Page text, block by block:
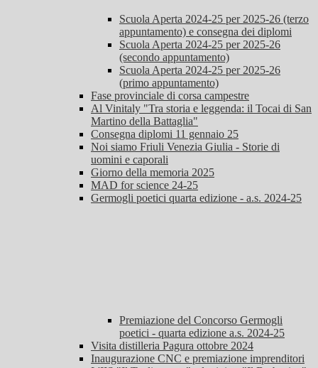
Scuola Aperta 2024-25 per 2025-26 (terzo
appuntamento) e consegna dei diplomi
Scuola Aperta 2024-25 per 2025-26
(secondo appuntamento)
Scuola Aperta 2024-25 per 2025-26
(primo appuntamento)
Fase provinciale di corsa campestre
Al Vinitaly "Tra storia e leggenda: il Tocai di San
Martino della Battaglia"
Consegna diplomi 11 gennaio 25
Noi siamo Friuli Venezia Giulia - Storie di
uomini e caporali
Giorno della memoria 2025
MAD for science 24-25
Germogli poetici quarta edizione - a.s. 2024-25
Premiazione del Concorso Germogli
poetici - quarta edizione a.s. 2024-25
Visita distilleria Pagura ottobre 2024
Inaugurazione CNC e premiazione imprenditori